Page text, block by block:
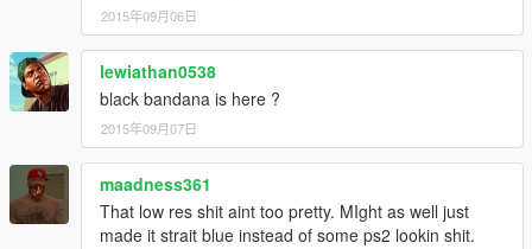
2015年09月06日
lewiathan0538
black bandana is here ?
2015年09月07日
maadness361
That low res shit aint too pretty. MIght as well just
made it strait blue instead of some ps2 lookin shit.